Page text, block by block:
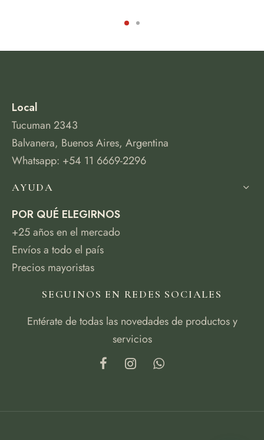
Local
Tucuman 2343
Balvanera, Buenos Aires, Argentina
Whatsapp: +54 11 6669-2296
AYUDA
POR QUÉ ELEGIRNOS
+25 años en el mercado
Envíos a todo el país
Precios mayoristas
SEGUINOS EN REDES SOCIALES
Entérate de todas las novedades de productos y
servicios